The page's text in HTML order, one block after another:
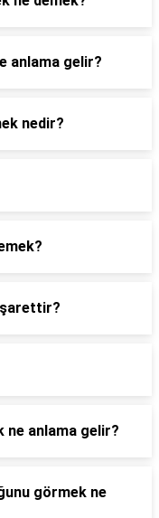
anlama gelir?
nedir?
ne anlama gelir?
görmek ne